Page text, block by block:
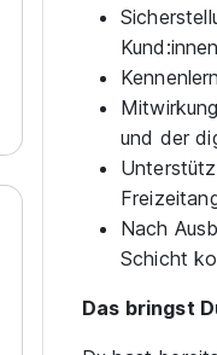
Kund:innen
und der
Nach
Schicht
Das bringst